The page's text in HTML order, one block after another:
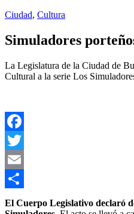
Ciudad, Cultura
Simuladores
La Legislatura de la Ciudad de
Cultural a la serie Los
Facebook
Twitter
Email
Compartir
El Cuerpo Legislativo declaró